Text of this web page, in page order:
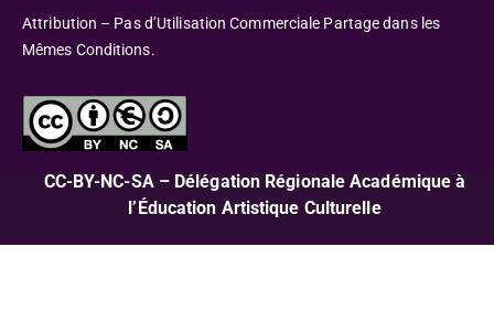
Attribution – Pas d’Utilisation Commerciale Partage dans les
Mêmes Conditions.
CC-BY-NC-SA – Délégation Régionale Académique à
l’Éducation Artistique Culturelle